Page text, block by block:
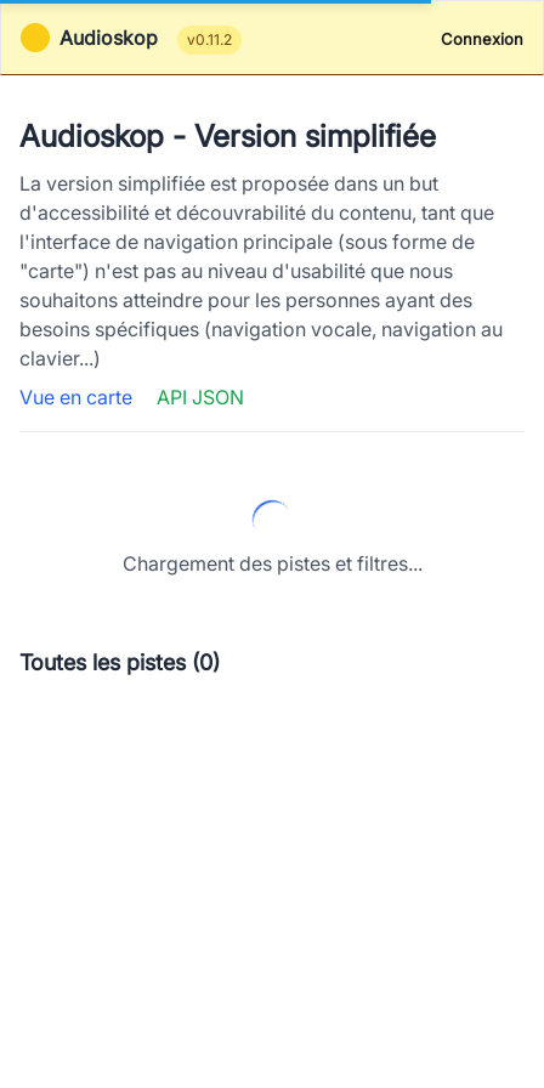
Audioskop v0.11.2 Connexion
Audioskop - Version simplifiée
La version simplifiée est proposée dans un but
d'accessibilité et découvrabilité du contenu, tant que
l'interface de navigation principale (sous forme de
"carte") n'est pas au niveau d'usabilité que nous
souhaitons atteindre pour les personnes ayant des
besoins spécifiques (navigation vocale, navigation au
clavier...)
Vue en carte
API JSON
Chargement des pistes et filtres...
Toutes les pistes (0)